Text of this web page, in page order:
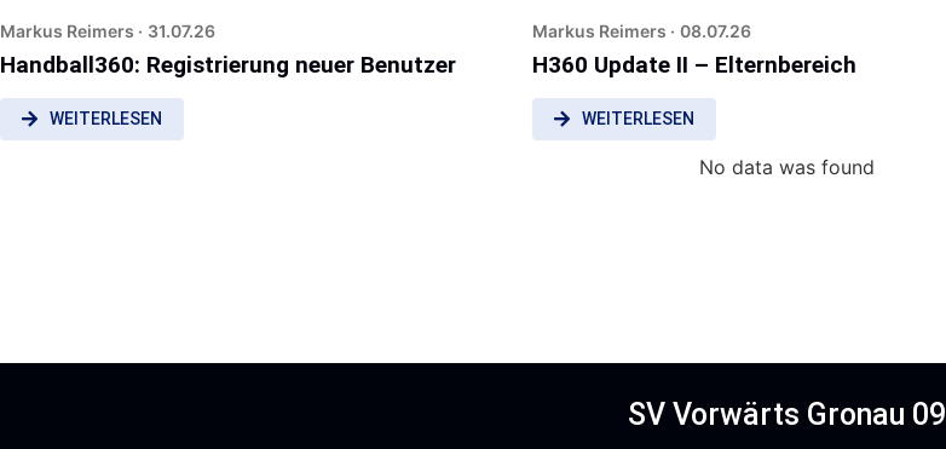
Markus Reimers · 31.07.26
Handball360: Registrierung neuer Benutzer
WEITERLESEN
Markus Reimers · 08.07.26
H360 Update II – Elternbereich
WEITERLESEN
No data was found
SV Vorwärts Gronau 09